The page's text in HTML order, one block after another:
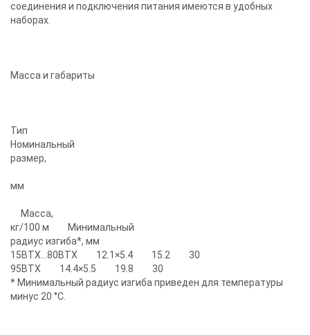
соединения и подключения питания имеются в удобных
наборах.
Масса и габариты
Тип
Номинальный
размер,
мм
Масса,
кг/100 м Минимальный
радиус изгиба*, мм
15ВТХ...80BТХ 12.1×5.4 15.2 30
95ВТХ 14.4×5.5 19.8 30
* Минимальный радиус изгиба приведен для температуры
минус 20 °С.